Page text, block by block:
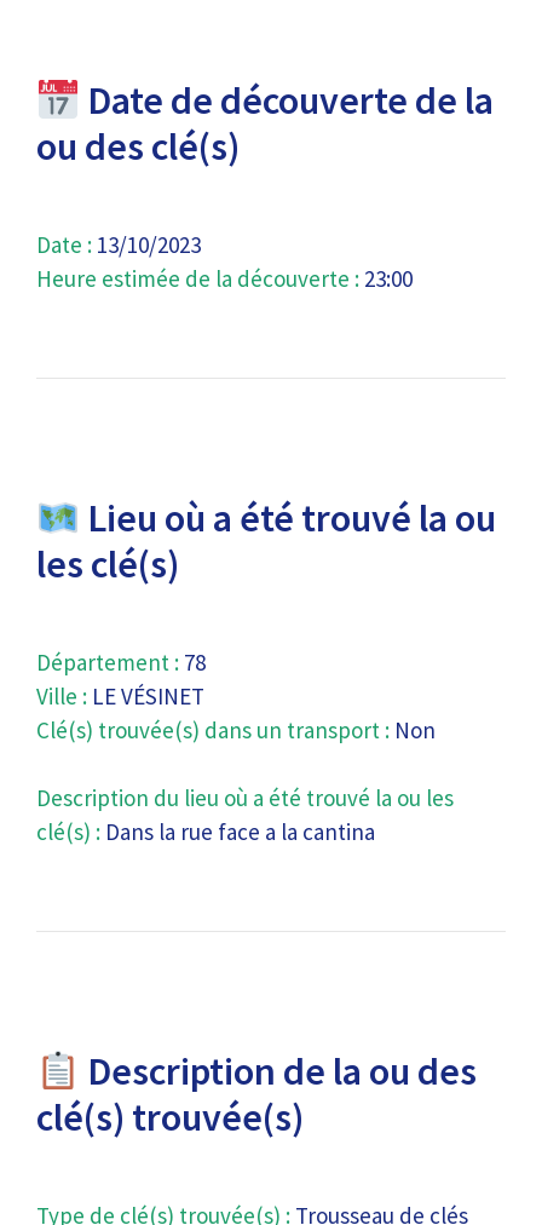
Date de découverte de la
ou des clé(s)
Date : 13/10/2023
Heure estimée de la découverte : 23:00
Lieu où a été trouvé la ou
les clé(s)
Département : 78
Ville : LE VÉSINET
Clé(s) trouvée(s) dans un transport : Non
Description du lieu où a été trouvé la ou les
clé(s) : Dans la rue face a la cantina
Description de la ou des
clé(s) trouvée(s)
Type de clé(s) trouvée(s) : Trousseau de clés